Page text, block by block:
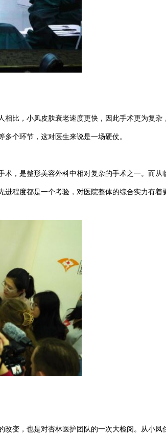
比，小凤皮肤衰老速度更快，因此手术更为复
个环节，这对医生来说是一场硬仗。
，是整形美容外科中相对复杂的手术之一。而
程度都是一个考验，对医院整体的综合实力有着
变，也是对杏林医护团队的一次大检阅。从小